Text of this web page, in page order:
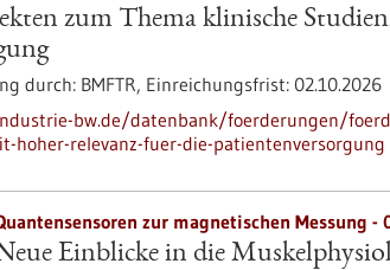
zum Thema klinische
durch: BMFTR, Einreichungsfrist: 02.10.2026
bw.de/datenbank/foerderungen/
hoher-relevanz-fuer-die-patientenversorgung
zur magnetischen Messung -
Einblicke in die